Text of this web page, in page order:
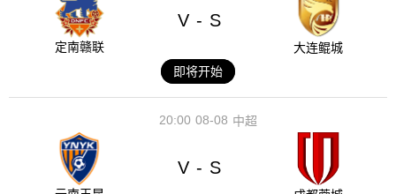
定南赣联
V - S
大连鲲城
即将开始
08-08
20:00 中超
V - S